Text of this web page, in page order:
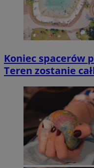
Koniec spacerów
Teren zostanie